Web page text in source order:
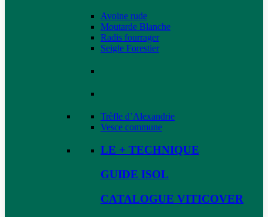
Avoine rude
Moutarde Blanche
Radis fourrager
Seigle Forestier
Trèfle d’Alexandrie
Vesce commune
LE + TECHNIQUE
GUIDE ISOL
CATALOGUE VITICOVER